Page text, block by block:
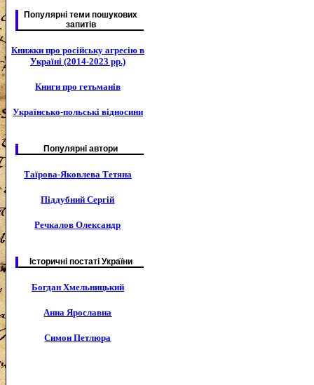
Популярні теми пошукових
запитів
Книжки про російську агресію в
Україні (2014-2023 рр.)
Книги про гетьманів
Українсько-польські відносини
Популярні автори
Таїрова-Яковлева Тетяна
Піддубний Сергій
Речкалов Олександр
Історичні постаті України
Богдан Хмельницький
Анна Ярославна
Симон Петлюра